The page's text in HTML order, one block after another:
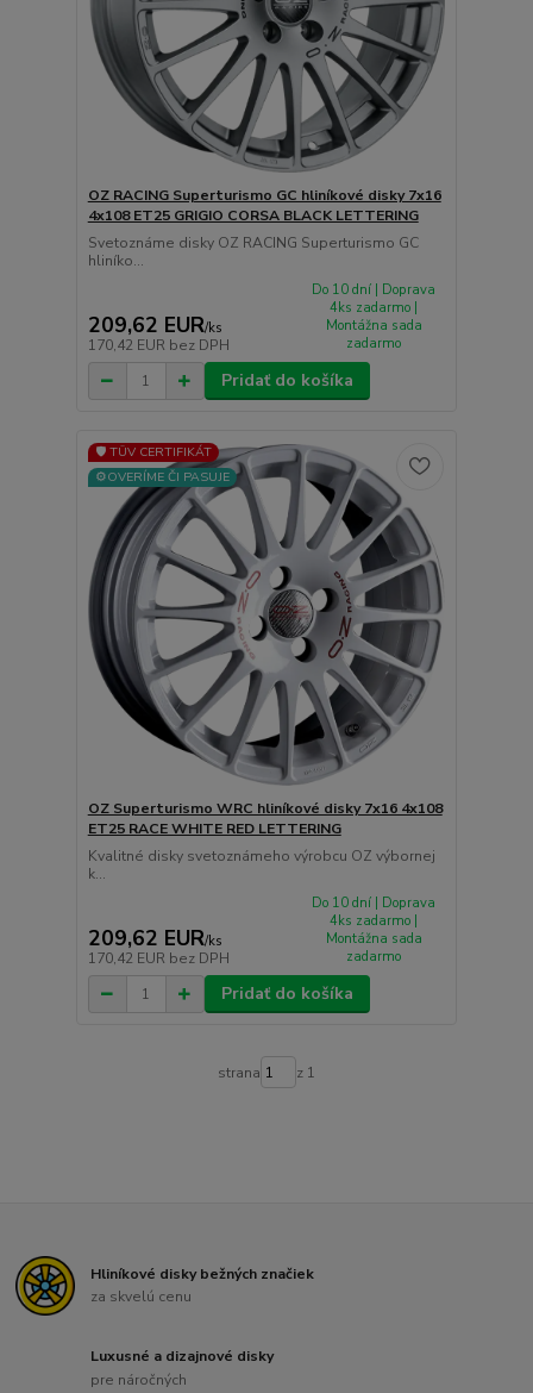
OZ RACING Superturismo GC hliníkové disky 7x16
4x108 ET25 GRIGIO CORSA BLACK LETTERING
Svetoznáme disky OZ RACING Superturismo GC
hliníko...
209,62 EUR/ks
170,42 EUR bez DPH
Do 10 dní | Doprava
4ks zadarmo |
Montážna sada
zadarmo
Pridať do košíka
🛡️ TÜV CERTIFIKÁT
⚙️OVERÍME ČI PASUJE
OZ Superturismo WRC hliníkové disky 7x16 4x108
ET25 RACE WHITE RED LETTERING
Kvalitné disky svetoznámeho výrobcu OZ výbornej
k...
209,62 EUR/ks
170,42 EUR bez DPH
Do 10 dní | Doprava
4ks zadarmo |
Montážna sada
zadarmo
Pridať do košíka
strana z 1
Hliníkové disky bežných značiek
za skvelú cenu
Luxusné a dizajnové disky
pre náročných